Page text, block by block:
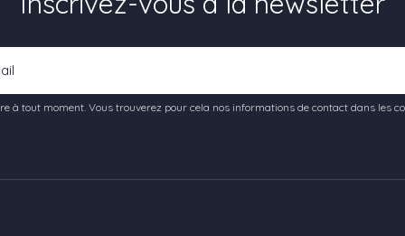
à tout moment. Vous trouverez pour cela nos informations de contact dans les